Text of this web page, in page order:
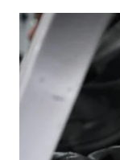
TOBA
WN
LANGKAT